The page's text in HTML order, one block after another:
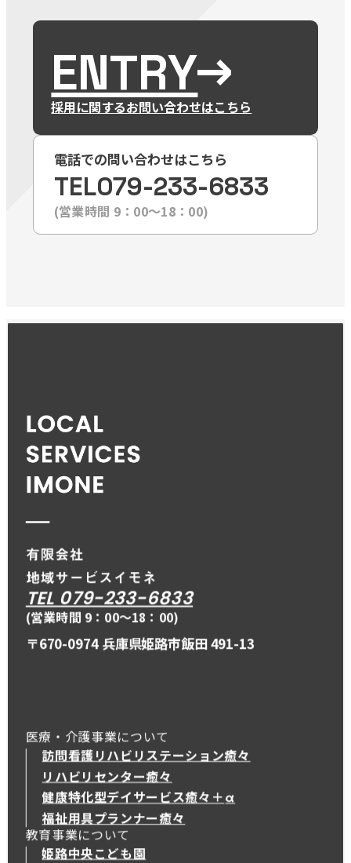
ENTRY
採用に関するお問い合わせはこちら
電話での問い合わせはこちら
TEL079-233-6833
(営業時間 9：00〜18：00)
TEL 079-233-6833
(営業時間 9：00〜18：00)
〒670-0974 兵庫県姫路市飯田 491-13
医療・介護事業について
訪問看護リハビリステーション癒々
リハビリセンター癒々
健康特化型デイサービス癒々＋α
健康特化型デイサービス癒々＋
福祉用具プランナー癒々
教育事業について
姫路中央こども園